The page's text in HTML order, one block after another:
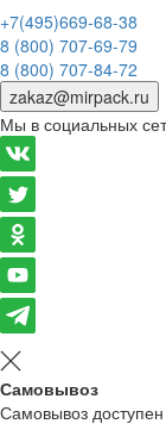
+7(495)669-68-38
8 (800) 707-69-79
8 (800) 707-84-72
zakaz@mirpack.ru
Мы в социальных
Самовывоз
Самовывоз